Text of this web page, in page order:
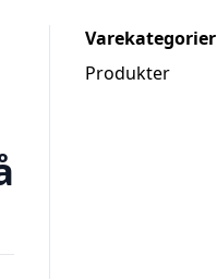
Varekategorier
Produkter